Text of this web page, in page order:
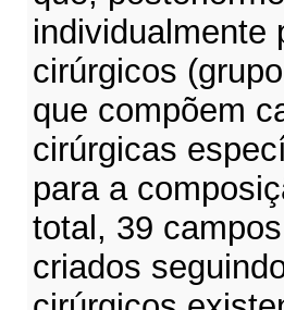
individualmente
cirúrgicos
que compõem
cirúrgicas
para a
total, 39
criados